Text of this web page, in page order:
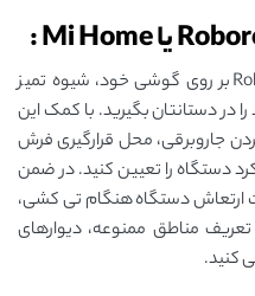
شما می توانید با نصب برنامه Roborock بر روی گوشی خود، شیوه تمیز
در دستانتان بگیرید. با کمک این
جاروبرقی، محل قرارگیری فرش‌
دستگاه را تعیین کنید. در ضمن
ارتعاش دستگاه هنگام تی کشی،
مناطق ممنوعه، دیوارهای
کنید.